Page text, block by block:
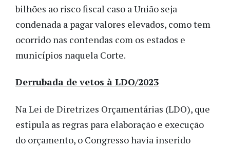
bilhões ao risco fiscal caso a União seja
condenada a pagar valores elevados, como tem
ocorrido nas contendas com os estados e
municípios naquela Corte.
Derrubada de vetos à LDO/2023
Na Lei de Diretrizes Orçamentárias (LDO), que
estipula as regras para elaboração e execução
do orçamento, o Congresso havia inserido